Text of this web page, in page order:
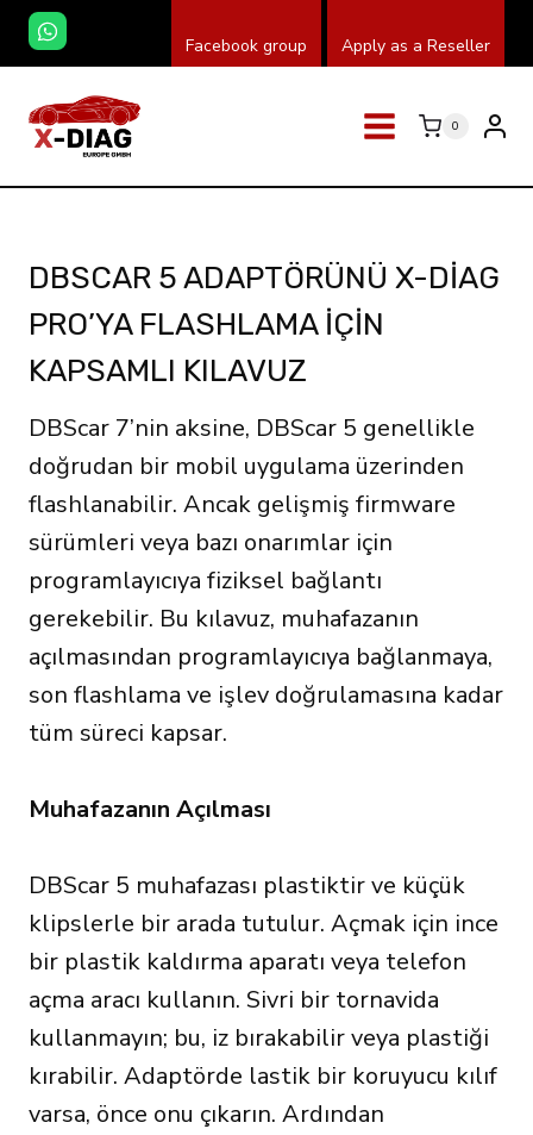
Skip
content
Facebook group Apply as a Reseller
0
DBSCAR 5 ADAPTÖRÜNÜ X-DIAG
PRO’YA FLASHLAMA IÇIN
KAPSAMLI KILAVUZ
DBScar 7’nin aksine, DBScar 5 genellikle
doğrudan bir mobil uygulama üzerinden
flashlanabilir. Ancak gelişmiş firmware
sürümleri veya bazı onarımlar için
programlayıcıya fiziksel bağlantı
gerekebilir. Bu kılavuz, muhafazanın
açılmasından programlayıcıya bağlanmaya,
son flashlama ve işlev doğrulamasına kadar
tüm süreci kapsar.
Muhafazanın Açılması
DBScar 5 muhafazası plastiktir ve küçük
klipslerle bir arada tutulur. Açmak için ince
bir plastik kaldırma aparatı veya telefon
açma aracı kullanın. Sivri bir tornavida
kullanmayın; bu, iz bırakabilir veya plastiği
kırabilir. Adaptörde lastik bir koruyucu kılıf
varsa, önce onu çıkarın. Ardından